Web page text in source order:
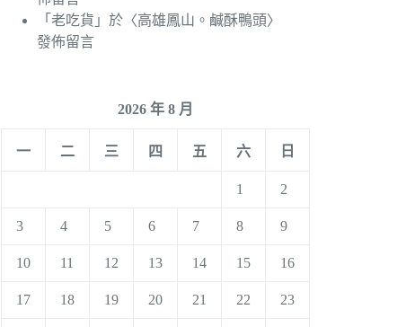
「老吃貨 」於〈高雄鳳山。鹹酥鴨頭〉
發佈留言
2026 年 8 月
一 二 三 四 五 六 日
1 2
3 4 5 6 7 8 9
10 11 12 13 14 15 16
17 18 19 20 21 22 23